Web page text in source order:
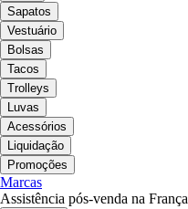
Sapatos
Vestuário
Bolsas
Tacos
Trolleys
Luvas
Acessórios
Liquidação
Promoções
Marcas
Assistência pós-venda na França